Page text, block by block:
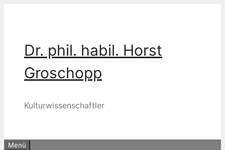
Dr. phil. habil. Horst
Groschopp
Kulturwissenschaftler
Menü